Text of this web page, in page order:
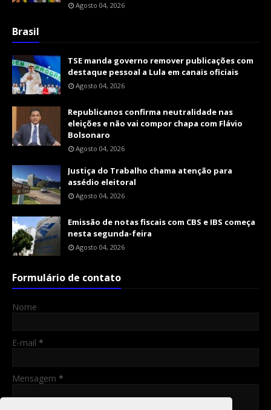
Agosto 04, 2026
Brasil
TSE manda governo remover publicações com
destaque pessoal a Lula em canais oficiais
Agosto 04, 2026
Republicanos confirma neutralidade nas
eleições e não vai compor chapa com Flávio
Bolsonaro
Agosto 04, 2026
Justiça do Trabalho chama atenção para
assédio eleitoral
Agosto 04, 2026
Emissão de notas fiscais com CBS e IBS começa
nesta segunda-feira
Agosto 04, 2026
Formulário de contato
Nome
E-mail *
Mensagem *